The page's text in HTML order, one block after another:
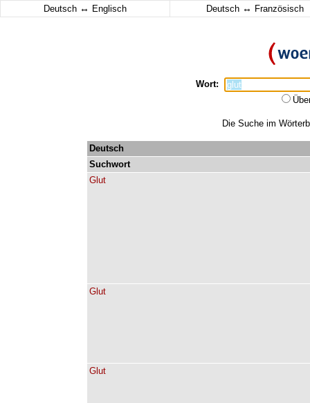
Deutsch ↔ Englisch Deutsch ↔ Französisch
Wort:
Die Suche im
Deutsch
Suchwort
Glut
Glut
Glut